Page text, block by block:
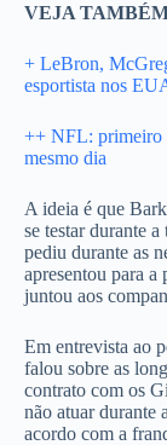
VEJA
+ LeBron,
esportista nos
++ NFL: primeiro
mesmo dia
A ideia é que
se testar durante
pediu durante as
apresentou para a
juntou aos
Em entrevista ao
falou sobre as
contrato com os
não atuar durante
acordo com a